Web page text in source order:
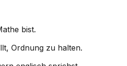
bist.
Ordnung zu halten.